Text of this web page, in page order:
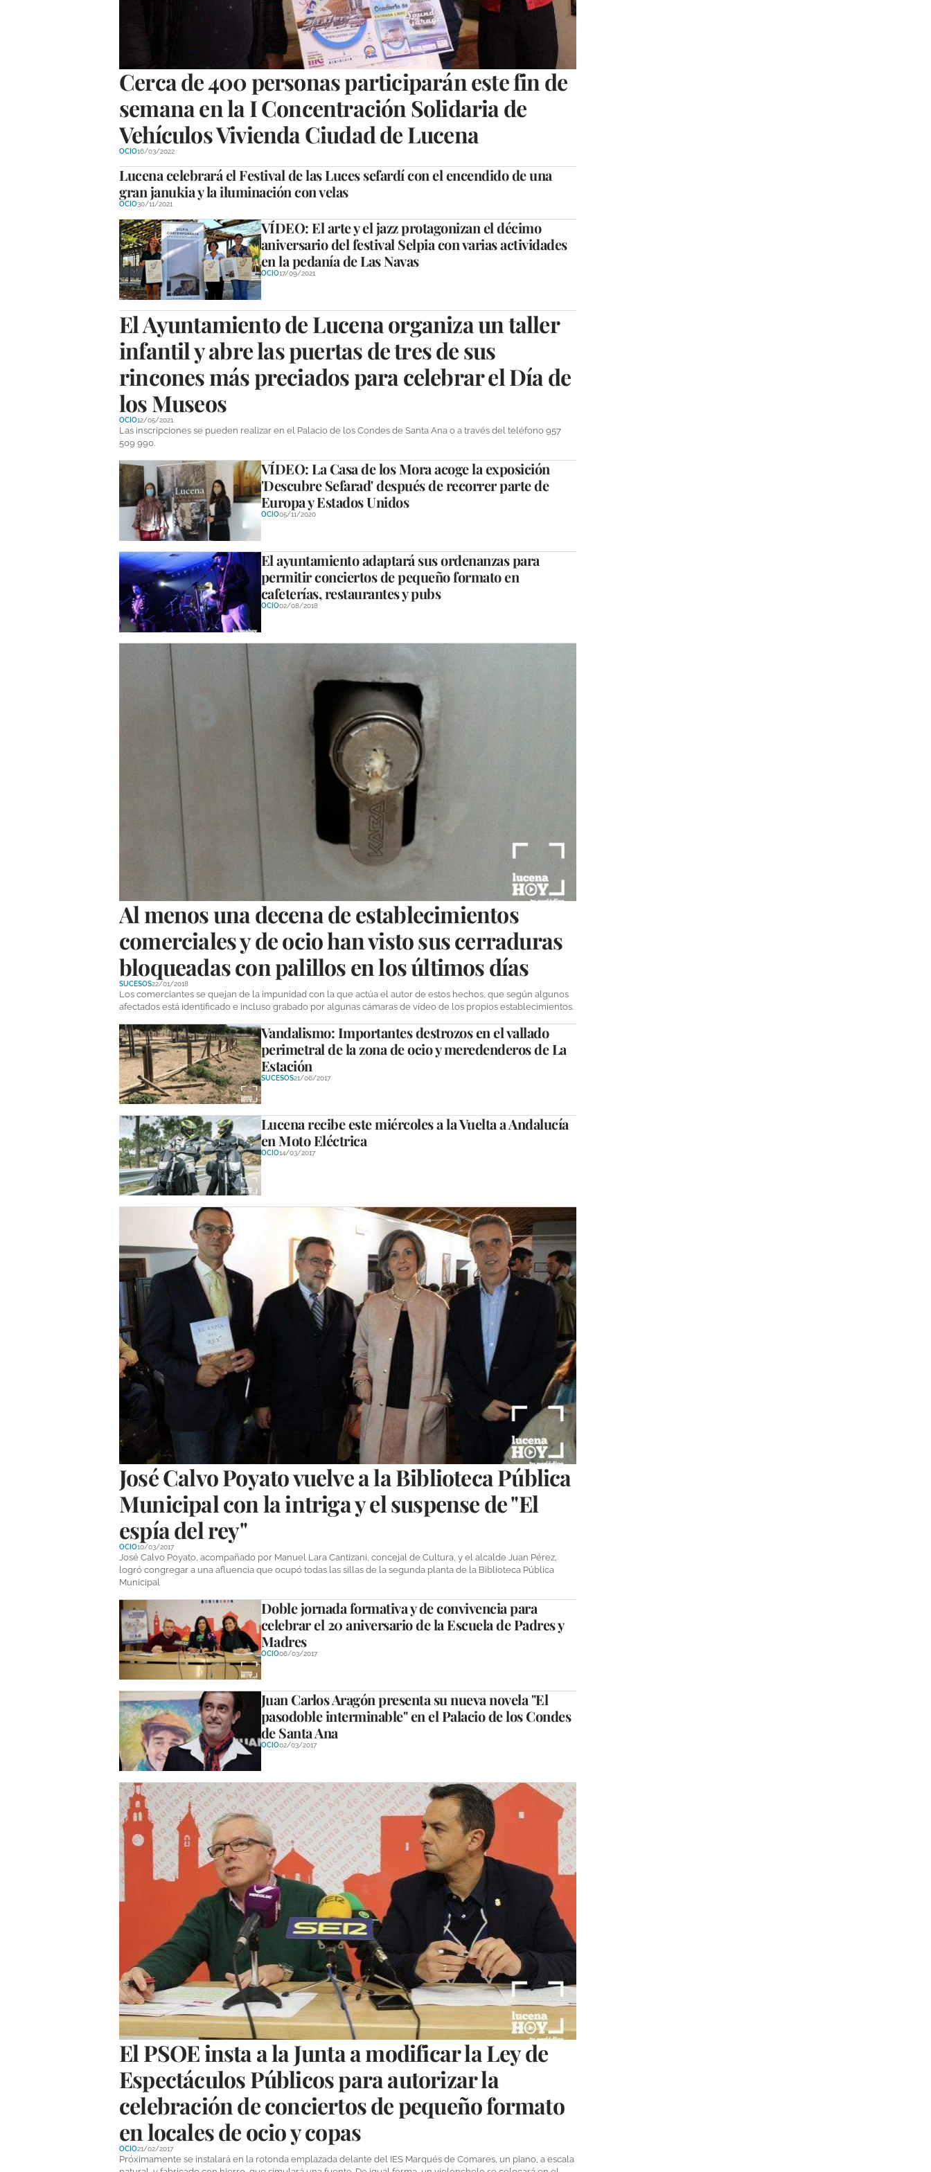
Cerca de 400 personas participarán este fin de
semana en la I Concentración Solidaria de
Vehículos Vivienda Ciudad de Lucena
OCIO16/03/2022
Lucena celebrará el Festival de las Luces sefardí con el encendido de una
gran janukia y la iluminación con velas
OCIO30/11/2021
VÍDEO: El arte y el jazz protagonizan el décimo
aniversario del festival Selpia con varias actividades
en la pedanía de Las Navas
OCIO17/09/2021
El Ayuntamiento de Lucena organiza un taller
infantil y abre las puertas de tres de sus
rincones más preciados para celebrar el Día de
los Museos
OCIO12/05/2021
Las inscripciones se pueden realizar en el Palacio de los Condes de Santa Ana o a través del teléfono 957
509 990.
VÍDEO: La Casa de los Mora acoge la exposición
'Descubre Sefarad' después de recorrer parte de
Europa y Estados Unidos
OCIO05/11/2020
El ayuntamiento adaptará sus ordenanzas para
permitir conciertos de pequeño formato en
cafeterías, restaurantes y pubs
OCIO02/08/2018
Al menos una decena de establecimientos
comerciales y de ocio han visto sus cerraduras
bloqueadas con palillos en los últimos días
SUCESOS22/01/2018
Los comerciantes se quejan de la impunidad con la que actúa el autor de estos hechos, que según algunos
afectados está identificado e incluso grabado por algunas cámaras de vídeo de los propios establecimientos.
Vandalismo: Importantes destrozos en el vallado
perimetral de la zona de ocio y meredenderos de La
Estación
SUCESOS21/06/2017
Lucena recibe este miércoles a la Vuelta a Andalucía
en Moto Eléctrica
OCIO14/03/2017
José Calvo Poyato vuelve a la Biblioteca Pública
Municipal con la intriga y el suspense de "El
espía del rey"
OCIO10/03/2017
José Calvo Poyato, acompañado por Manuel Lara Cantizani, concejal de Cultura, y el alcalde Juan Pérez,
logró congregar a una afluencia que ocupó todas las sillas de la segunda planta de la Biblioteca Pública
Municipal
Doble jornada formativa y de convivencia para
celebrar el 20 aniversario de la Escuela de Padres y
Madres
OCIO06/03/2017
Juan Carlos Aragón presenta su nueva novela "El
pasodoble interminable" en el Palacio de los Condes
de Santa Ana
OCIO02/03/2017
El PSOE insta a la Junta a modificar la Ley de
Espectáculos Públicos para autorizar la
celebración de conciertos de pequeño formato
en locales de ocio y copas
OCIO21/02/2017
Próximamente se instalará en la rotonda emplazada delante del IES Marqués de Comares, un piano, a escala